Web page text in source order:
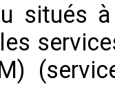
situés